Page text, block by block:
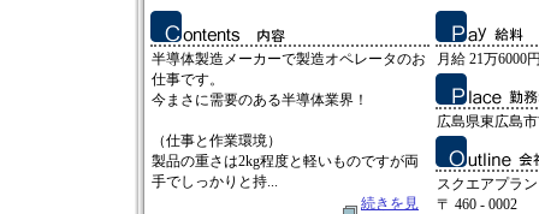
半導体製造メーカーで製造オペレータのお
仕事です。
今まさに需要のある半導体業界！
（仕事と作業環境）
製品の重さは2kg程度と軽いものですが両
手でしっかりと持...
続きを見
月給 21万6000
広島県東広島
スクエアプラ
〒 460 - 0002